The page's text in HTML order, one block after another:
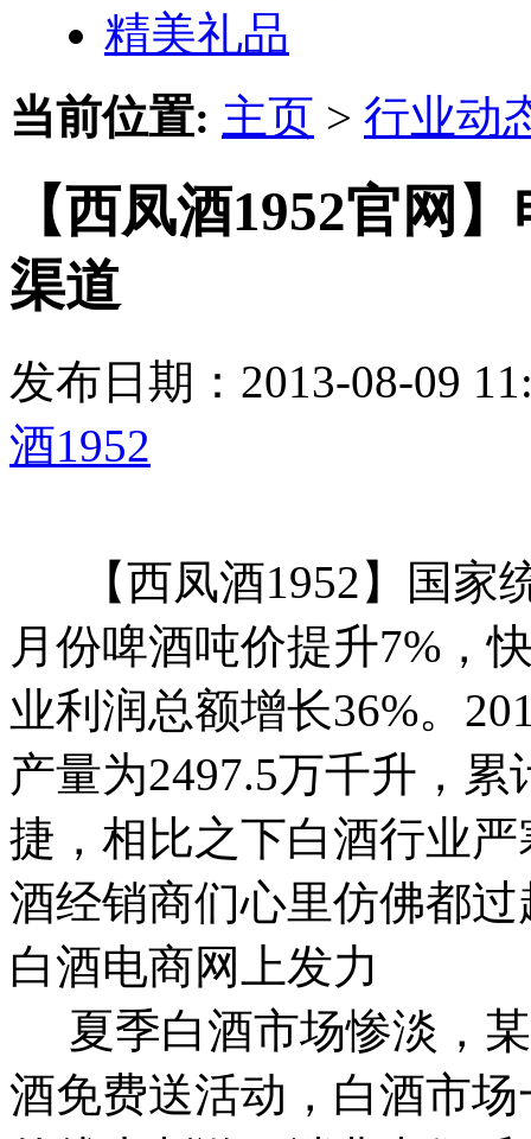
精美礼品
当前位置: 主页 > 行业动
【西凤酒1952官网
渠道
发布日期：2013-08-09
酒1952
【西凤酒1952】国家
月份啤酒吨价提升7%，
业利润总额增长36%。
产量为2497.5万千升，
捷，相比之下白酒行业
酒经销商们心里仿佛都
白酒电商网上发力
夏季白酒市场惨淡，某
酒免费送活动，白酒市